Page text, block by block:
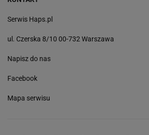
Serwis Haps.pl
ul. Czerska 8/10 00-732 Warszawa
Napisz do nas
Facebook
Mapa serwisu